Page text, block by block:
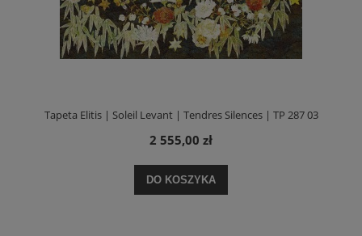
Tapeta Elitis | Soleil Levant | Tendres Silences | TP 287 03
2 555,00 zł
DO KOSZYKA